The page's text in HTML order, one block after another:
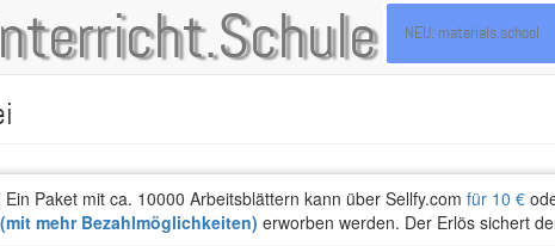
NEU: materials.school
Ein Paket mit ca. 10000 Arbeitsblättern kann über Sellfy.com für 10 €
mehr Bezahlmöglichkeiten) erworben werden. Der Erlös sichert